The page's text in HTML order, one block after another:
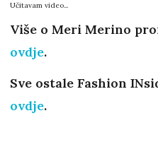
Učitavam video...
Više o Meri Merino
ovdje.
Sve ostale Fashion
ovdje.